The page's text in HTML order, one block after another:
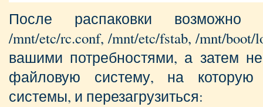
После распаковки
/mnt/etc/rc.conf, /mnt/etc/fstab, /mnt/boot/
вашими потребностями, а затем
файловую систему, на
системы, и перезагрузиться: